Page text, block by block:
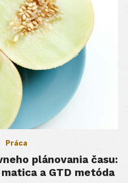
Práca
plánovania času:
a GTD metóda